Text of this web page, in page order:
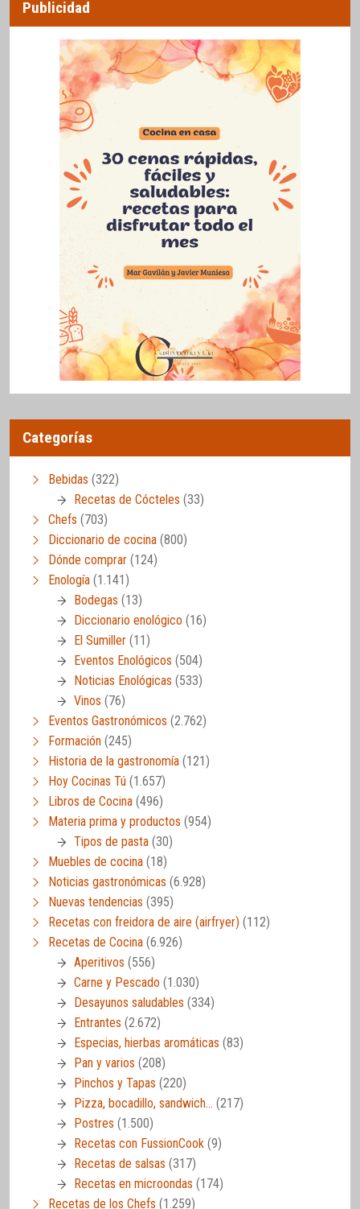
Publicidad
Categorías
Bebidas (322)
Recetas de Cócteles (33)
Chefs (703)
Diccionario de cocina (800)
Dónde comprar (124)
Enología (1.141)
Bodegas (13)
Diccionario enológico (16)
El Sumiller (11)
Eventos Enológicos (504)
Noticias Enológicas (533)
Vinos (76)
Eventos Gastronómicos (2.762)
Formación (245)
Historia de la gastronomía (121)
Hoy Cocinas Tú (1.657)
Libros de Cocina (496)
Materia prima y productos (954)
Tipos de pasta (30)
Muebles de cocina (18)
Noticias gastronómicas (6.928)
Nuevas tendencias (395)
Recetas con freidora de aire (airfryer) (112)
Recetas de Cocina (6.926)
Aperitivos (556)
Carne y Pescado (1.030)
Desayunos saludables (334)
Entrantes (2.672)
Especias, hierbas aromáticas (83)
Pan y varios (208)
Pinchos y Tapas (220)
Pizza, bocadillo, sandwich… (217)
Postres (1.500)
Recetas con FussionCook (9)
Recetas de salsas (317)
Recetas en microondas (174)
Recetas de los Chefs (1.259)